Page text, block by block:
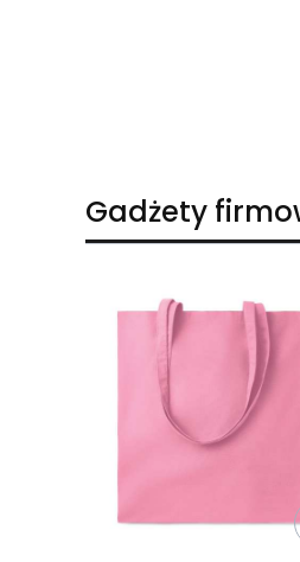
Gadżety